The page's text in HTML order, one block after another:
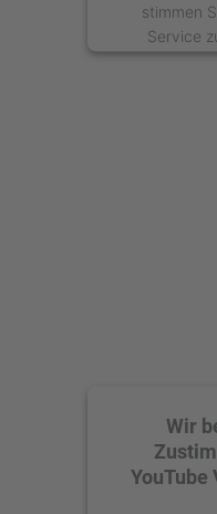
stimmen
Service
Wir
YouTube